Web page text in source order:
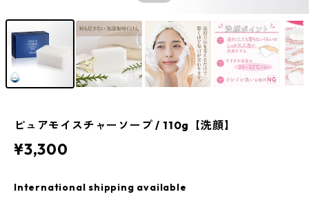
ピュアモイスチャーソープ / 110g【洗顔】
¥3,300
International shipping available